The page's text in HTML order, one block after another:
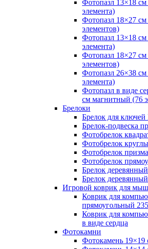
Фотопазл 13×18
элемента)
Фотопазл 18×27
элементов)
Фотопазл 13×18
элемента)
Фотопазл 18×27
элементов)
Фотопазл 26×38
элемента)
Фотопазл в виде
см магнитный (76
Брелоки
Брелок для
Брелок-подвеска
Фотобрелок
Фотобрелок
Фотобрелок призма
Фотобрелок
Брелок
Брелок
Игровой коврик для
Коврик для
прямоугольный
Коврик для
в виде сердца
Фотокамни
Фотокамень 19×19